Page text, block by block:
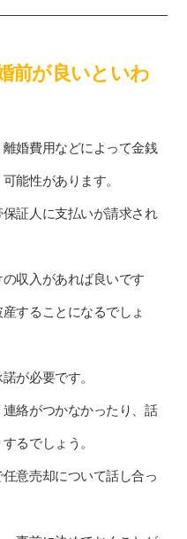
前が良いといわ
婚費用などによって金銭
能性があります。
証人に支払いが請求され
収入があれば良いです
することになるでしょ
が必要です。
絡がつかなかったり、話
るでしょう。
意売却について話し合っ